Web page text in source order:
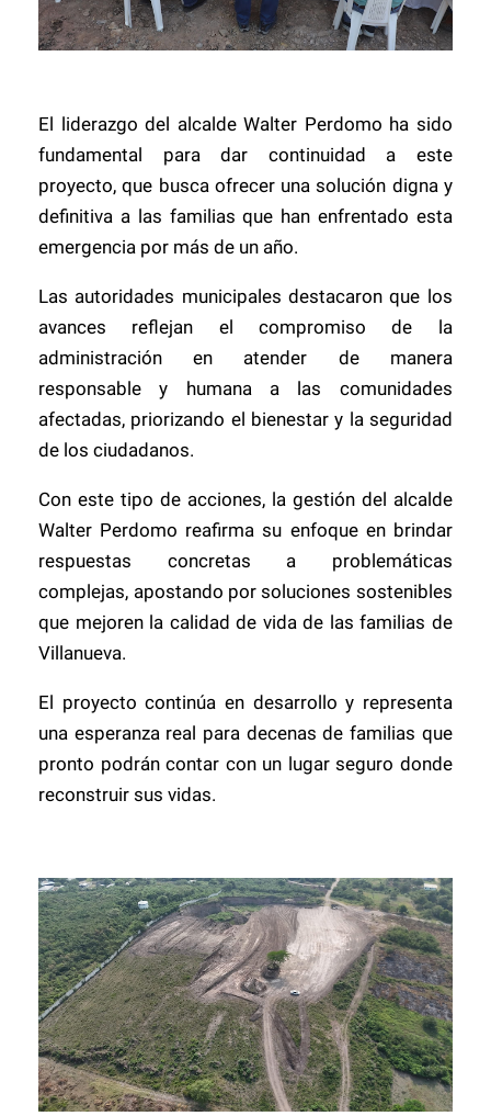
El liderazgo del alcalde Walter Perdomo ha sido
fundamental para dar continuidad a este
proyecto, que busca ofrecer una solución digna y
definitiva a las familias que han enfrentado esta
emergencia por más de un año.
Las autoridades municipales destacaron que los
avances reflejan el compromiso de la
administración en atender de manera
responsable y humana a las comunidades
afectadas, priorizando el bienestar y la seguridad
de los ciudadanos.
Con este tipo de acciones, la gestión del alcalde
Walter Perdomo reafirma su enfoque en brindar
respuestas concretas a problemáticas
complejas, apostando por soluciones sostenibles
que mejoren la calidad de vida de las familias de
Villanueva.
El proyecto continúa en desarrollo y representa
una esperanza real para decenas de familias que
pronto podrán contar con un lugar seguro donde
reconstruir sus vidas.